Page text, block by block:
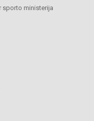
sporto ministerija